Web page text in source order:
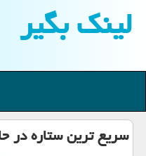
لینك بگیر
سریع ترین ستاره